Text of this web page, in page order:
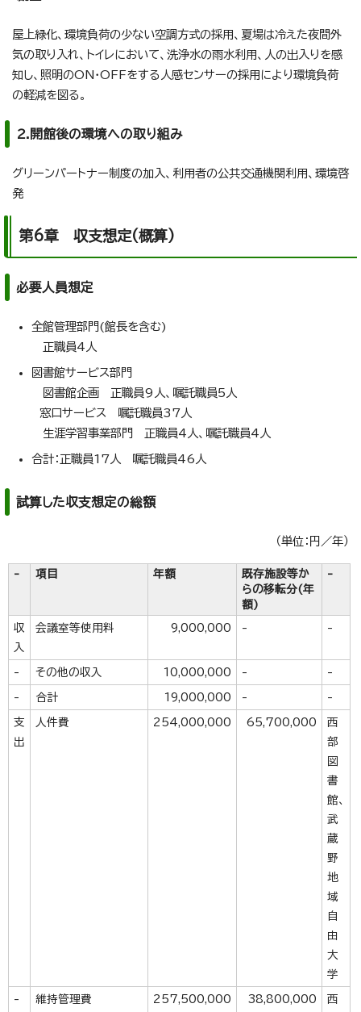
屋上緑化、環境負荷の少ない空調方式の採用、夏場は冷えた夜間外
気の取り入れ、トイレにおいて、洗浄水の雨水利用、人の出入りを感
知し、照明のON・OFFをする人感センサーの採用により環境負荷
の軽減を図る。
2.開館後の環境への取り組み
グリーンパートナー制度の加入、利用者の公共交通機関利用、環境啓
発
第6章 収支想定(概算)
必要人員想定
全館管理部門(館長を含む)
正職員4人
図書館サービス部門
図書館企画 正職員9人、嘱託職員5人
窓口サービス 嘱託職員37人
生涯学習事業部門 正職員4人、嘱託職員4人
合計：正職員17人 嘱託職員46人
試算した収支想定の総額
（単位：円／年）
- 項目 年額
既存施設等か
らの移転分(年
額)
-
収
入
会議室等使用料 9,000,000 - -
- その他の収入 10,000,000 - -
- 合計 19,000,000 - -
支
出
人件費 254,000,000 65,700,000
西
部
図
書
館、
武
蔵
野
地
域
自
由
大
学
-
維持管理費
257,500,000
38,800,000
西